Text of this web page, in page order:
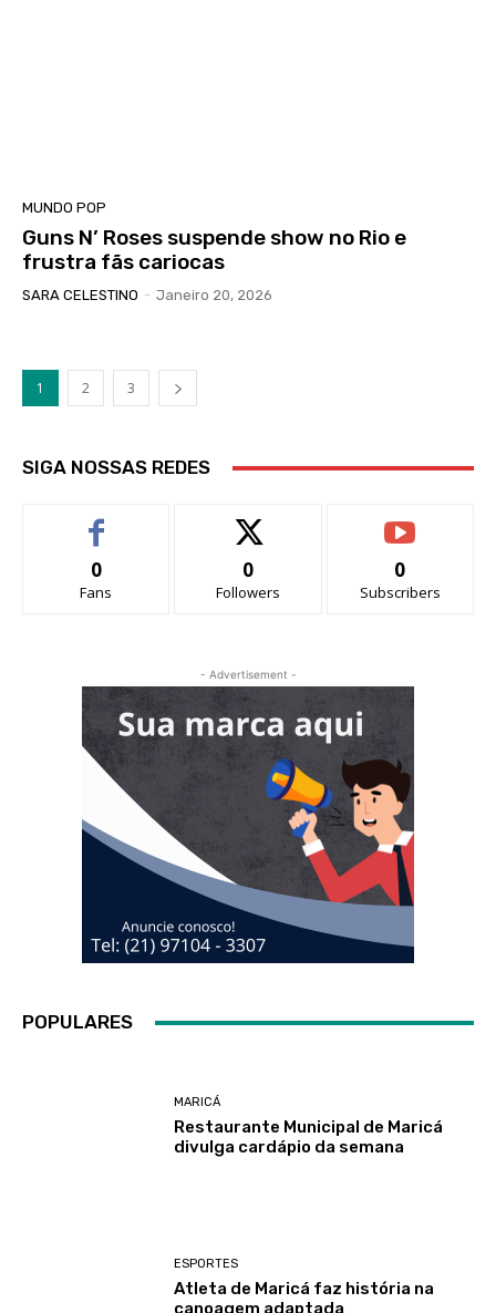
MUNDO POP
Guns N’ Roses suspende show no Rio e
frustra fãs cariocas
SARA CELESTINO - Janeiro 20, 2026
1 2 3
SIGA NOSSAS REDES
0
Fans
0
Followers
0
Subscribers
- Advertisement -
POPULARES
MARICÁ
Restaurante Municipal de Maricá
divulga cardápio da semana
ESPORTES
Atleta de Maricá faz história na